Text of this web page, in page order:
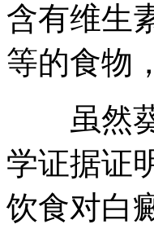
含有维生
等的食物
虽然葵
学证据证
饮食对白